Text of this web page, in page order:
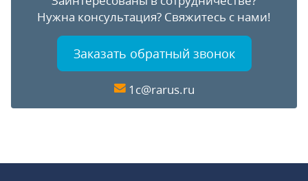
Нужна консультация? Свяжитесь с нами!
Заказать обратный звонок
1c@rarus.ru